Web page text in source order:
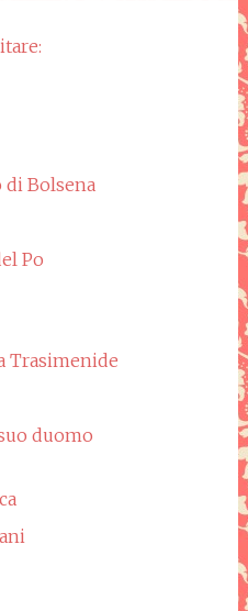
di Bolsena
Po
Trasimenide
duomo